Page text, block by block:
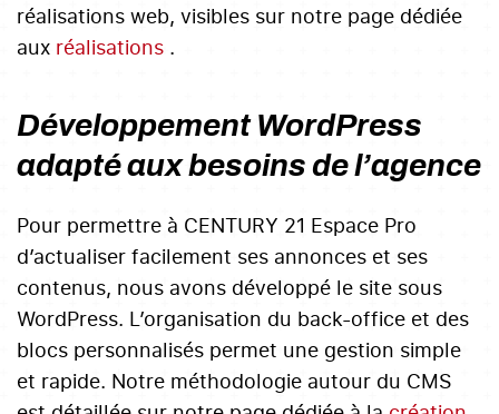
réalisations web, visibles sur notre page dédiée
aux réalisations .
Développement WordPress
adapté aux besoins de l’agence
Pour permettre à CENTURY 21 Espace Pro
d’actualiser facilement ses annonces et ses
contenus, nous avons développé le site sous
WordPress. L’organisation du back-office et des
blocs personnalisés permet une gestion simple
et rapide. Notre méthodologie autour du CMS